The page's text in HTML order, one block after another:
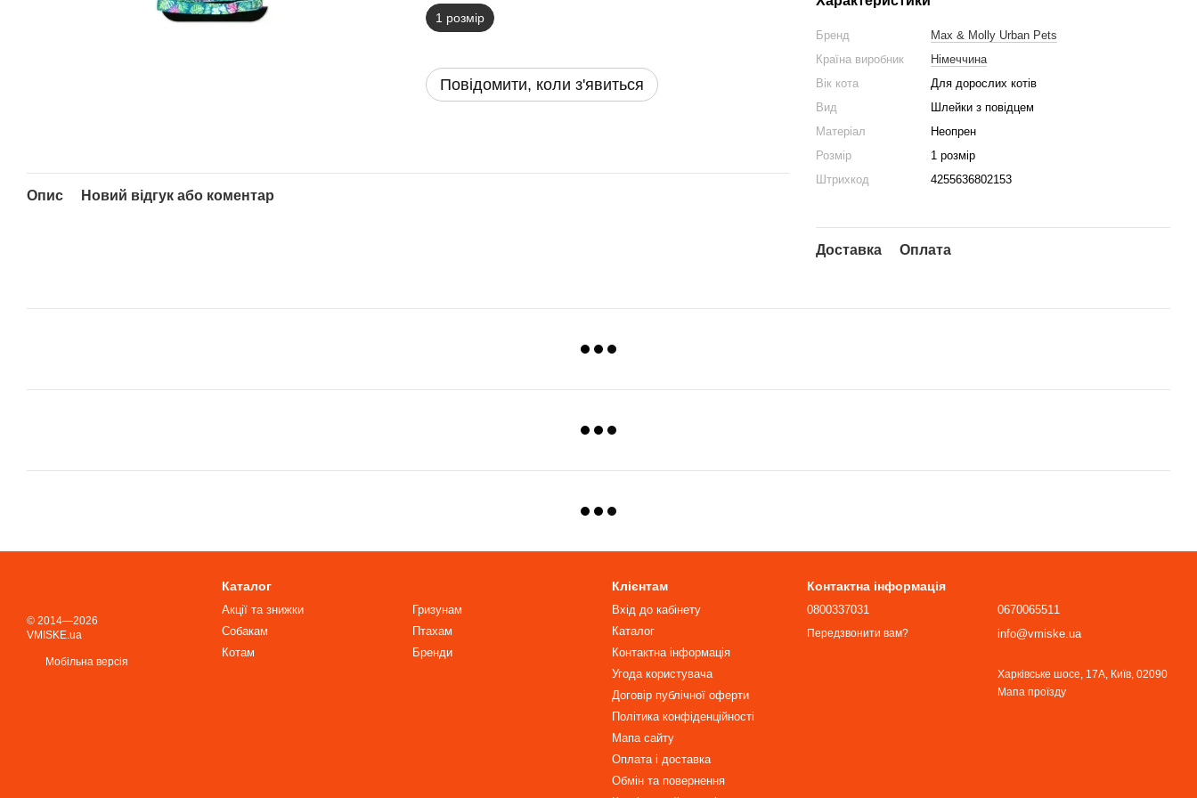
1 розмір
Повідомити, коли з'явиться
Бренд
Max & Molly Urban Pets
Країна виробник
Німеччина
Вік кота
Для дорослих котів
Вид
Шлейки з повідцем
Матеріал
Неопрен
Розмір
1 розмір
Штрихкод
4255636802153
Доставка Оплата
Опис Новий відгук або коментар
© 2014—2026
VMISKE.ua
Мобільна версія
Каталог
Акції та знижки
Собакам
Котам
Гризунам
Птахам
Бренди
Клієнтам
Вхід до кабінету
Каталог
Контактна інформація
Угода користувача
Договір публічної оферти
Політика конфіденційності
Мапа сайту
Оплата і доставка
Обмін та повернення
Контактна інформація
0800337031
Передзвонити вам?
0670065511
info@vmiske.ua
Харківське шосе, 17А, Київ, 02090
Мапа проїзду